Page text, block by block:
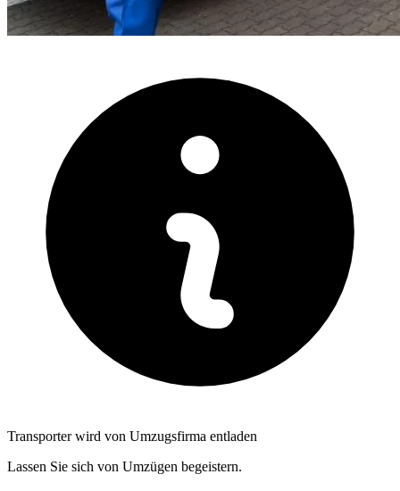
Transporter wird von Umzugsfirma entladen
Lassen Sie sich von Umzügen begeistern.